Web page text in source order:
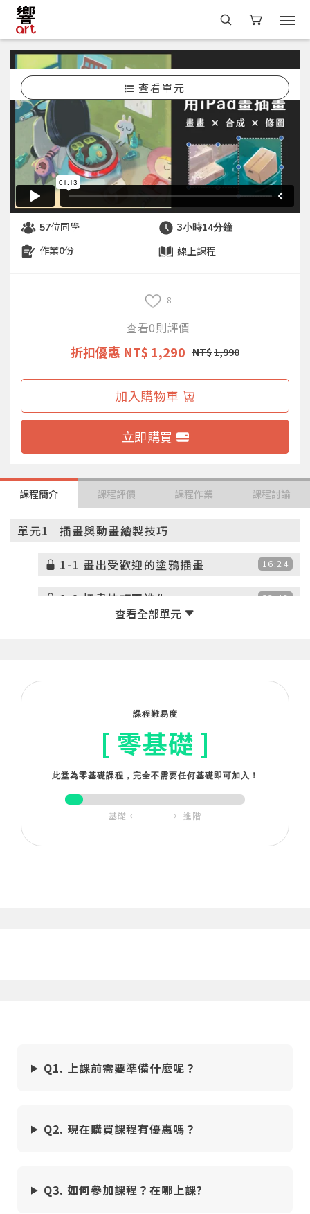
查看單元
選課 [ 美學療癒 ] 電腦繪圖
iPad畫插畫｜新手Procreate課程
開課中 怪獸老爸 #線上學習
#繪畫
#美感生活
#入門
57位同學 3小時14分鐘
作業0份 線上課程
8
查看0則評價
折扣優惠 NT$ 1,290 NT$1,990
加入購物車
立即購買
課程簡介 課程評價 課程作業 課程討論
單元1 插畫與動畫繪製技巧
1-1 畫出受歡迎的塗鴉插畫 16:24
1-2 插畫技巧再進化 22:43
08:47
角色與場景完美結合的空間能力
2-1 將動畫畫在場景上
2-2 一點透視插畫運用
10:10
3-5 鏡頭下的角色
課程難易度
[ 零基礎 ]
此堂為零基礎課程，完全不需要任何基礎即可加入！
基礎 ← → 進階
Q1. 上課前需要準備什麼呢？
Q2. 現在購買課程有優惠嗎？
Q3. 如何參加課程？在哪上課?